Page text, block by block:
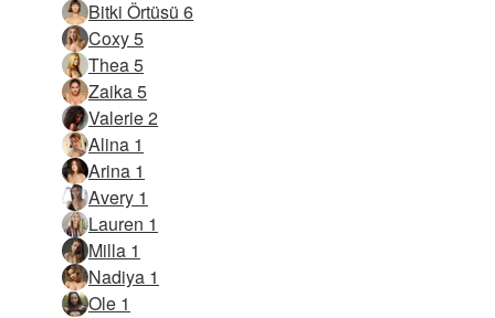
Bitki Örtüsü 6
Coxy 5
Thea 5
Zaika 5
Valerie 2
Alina 1
Arina 1
Avery 1
Lauren 1
Milla 1
Nadiya 1
Ole 1